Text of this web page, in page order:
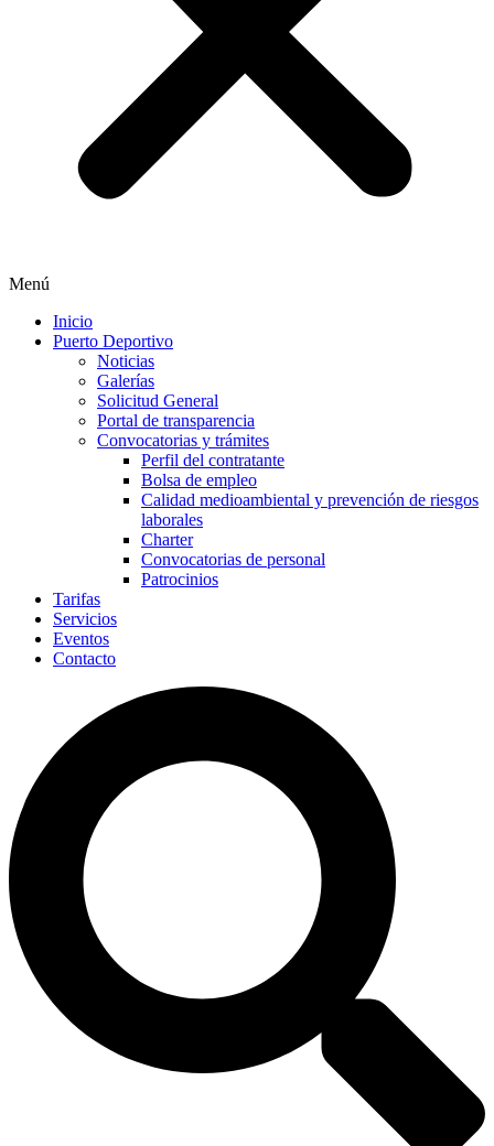
Menú
Inicio
Puerto Deportivo
Noticias
Galerías
Solicitud General
Portal de transparencia
Convocatorias y trámites
Perfil del contratante
Bolsa de empleo
Calidad medioambiental y prevención de riesgos
laborales
Charter
Convocatorias de personal
Patrocinios
Tarifas
Servicios
Eventos
Contacto